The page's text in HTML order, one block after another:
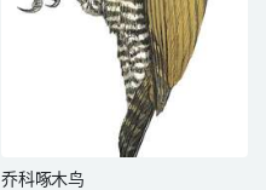
乔科啄木鸟